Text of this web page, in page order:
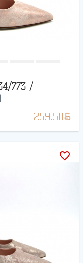
773 /
259.50BYN
favorite_border